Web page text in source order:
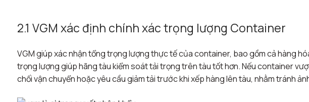
2.1 VGM xác định chính xác trọng lượng Container
VGM giúp xác nhận tổng trọng lượng thực tế của container, bao gồm cả hàng
trọng lượng giúp hãng tàu kiểm soát tải trọng trên tàu tốt hơn. Nếu container
chối vận chuyển hoặc yêu cầu giảm tải trước khi xếp hàng lên tàu, nhằm tránh